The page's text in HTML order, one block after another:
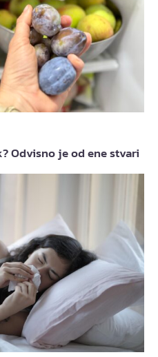
Odvisno je od ene stvari